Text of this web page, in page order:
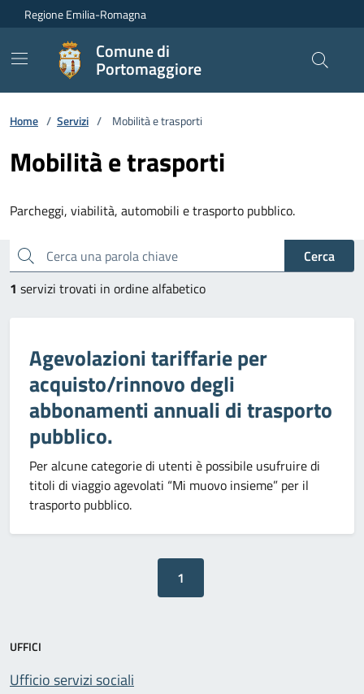
Vai ai contenuti
Vai al footer
Regione Emilia-Romagna
Comune di
Portomaggiore
Home / Servizi / Mobilità e trasporti
Mobilità e trasporti
Parcheggi, viabilità, automobili e trasporto pubblico.
Esplora tutti i servizi
Cerca una parola chiave
Cerca
1 servizi trovati in ordine alfabetico
Agevolazioni tariffarie per
acquisto/rinnovo degli
abbonamenti annuali di trasporto
pubblico.
Per alcune categorie di utenti è possibile usufruire di
titoli di viaggio agevolati “Mi muovo insieme” per il
trasporto pubblico.
1
UFFICI
Ufficio servizi sociali